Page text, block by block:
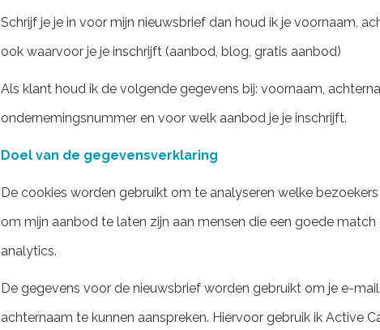
Schrijf je je in voor mijn nieuwsbrief dan houd ik je voornaam,
ook waarvoor je je inschrijft (aanbod, blog, gratis aanbod)
Als klant houd ik de volgende gegevens bij: voornaam,
ondernemingsnummer en voor welk aanbod je je inschrijft.
Doel van de gegevensverklaring
De cookies worden gebruikt om te analyseren welke
om mijn aanbod te laten zijn aan mensen die een goede
analytics.
De gegevens voor de nieuwsbrief worden gebruikt om je e-
achternaam te kunnen aanspreken. Hiervoor gebruik ik Active